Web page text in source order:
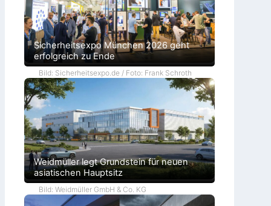
Sicherheitsexpo München 2026 geht
erfolgreich zu Ende
Bild: Sicherheitsexpo.de / Foto: Frank Schroth
Weidmüller legt Grundstein für neuen
asiatischen Hauptsitz
Bild: Weidmüller GmbH & Co. KG